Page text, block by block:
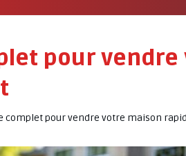
pour
complet pour vendre votre maison